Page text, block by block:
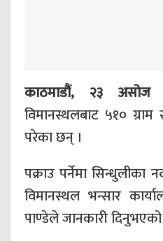
काठमाडौं, २३ असोज
विमानस्थलबाट ५१०
परेका छन् ।
पक्राउ पर्नेमा सिन्धुलीका
विमानस्थल भन्सार
पाण्डेले जानकारी